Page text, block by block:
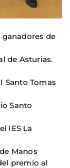
ganadores de
de Asturias.
Santo Tomas
Santo
IES La
Manos
premio al